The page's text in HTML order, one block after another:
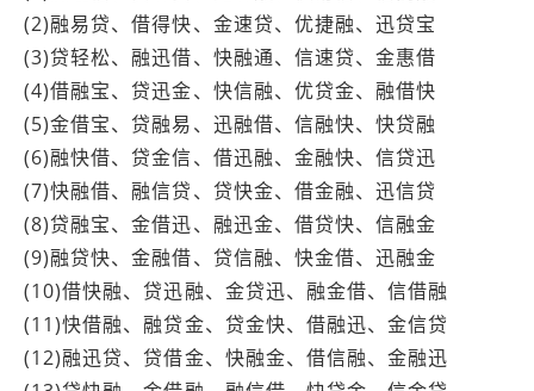
(2)融易贷、借得快、金速贷、优捷融、迅贷宝
(3)贷轻松、融迅借、快融通、信速贷、金惠借
(4)借融宝、贷迅金、快信融、优贷金、融借快
(5)金借宝、贷融易、迅融借、信融快、快贷融
(6)融快借、贷金信、借迅融、金融快、信贷迅
(7)快融借、融信贷、贷快金、借金融、迅信贷
(8)贷融宝、金借迅、融迅金、借贷快、信融金
(9)融贷快、金融借、贷信融、快金借、迅融金
(10)借快融、贷迅融、金贷迅、融金借、信借融
(11)快借融、融贷金、贷金快、借融迅、金信贷
(12)融迅贷、贷借金、快融金、借信融、金融迅